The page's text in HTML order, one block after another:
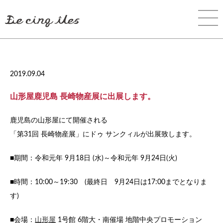
2019.09.04
山形屋鹿児島 長崎物産展に出展します。
鹿児島の山形屋にて開催される
「第31回 長崎物産展」にドゥ サンクィルが出展致します。
■期間：令和元年 9月18日 (水)～令和元年 9月24日(火)
■時間：10:00～19:30 (最終日 9月24日は17:00までとなりま
す)
■会場： 山形屋 1号館 6階大・南催場 地階中央プロモーション